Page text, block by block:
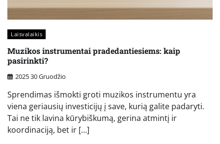
Laisvalaikis
Muzikos instrumentai pradedantiesiems: kaip
pasirinkti?
2025 30 Gruodžio
Sprendimas išmokti groti muzikos instrumentu yra
viena geriausių investicijų į save, kurią galite padaryti.
Tai ne tik lavina kūrybiškumą, gerina atmintį ir
koordinaciją, bet ir […]